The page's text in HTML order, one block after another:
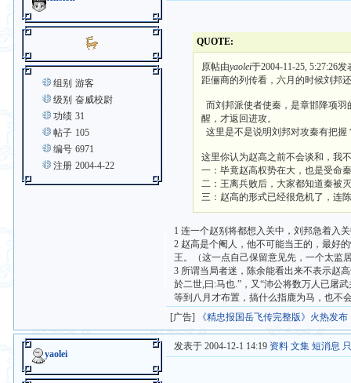
组别 游客
级别 奋威校尉
功绩 31
帖子 105
编号 6971
注册 2004-4-22
QUOTE:
原帖由yaolei于2004-11-25, 5:27:26发
距俪商的列传看，六月的时候刘邦
而刘邦派使者使秦，是章邯降项
醒，才返回进攻。
这里是不是说明刘邦对攻秦有把
这里你认为赵高之前不会谈和，我
一：毕竟赵高权势在大，也是受命
二：王离兵败后，大家都知道秦被
三：赵高的形式已经很危机了，连
1 连一个赵别将都想入关中，刘邦急着入
2 赵高是个阉人，他不可能当王的，最好
王。（这一点自己保留意见先，一个太监
3 所谓当局者迷，陈余能看出来不表示赵
於二世,曰:马也.”，又“沛公将数万人已屠
等到八月才布置，搞什么指鹿为马，也不
[广告]
《精忠报国岳飞传完整版》火热发布
yaolei
发表于 2004-12-1 14:19 资料 文集 短消息